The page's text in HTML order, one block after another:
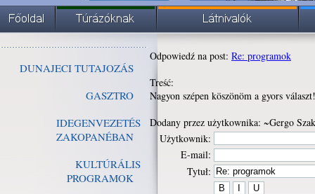
DUNAJECI TUTAJOZÁS
GASZTRO
IDEGENVEZETÉS
ZAKOPANÉBAN
KULTÚRÁLIS
PROGRAMOK
Odpowiedź na post: Re: programok
Treść:
Nagyon szépen köszönöm a gyors választ!
Dodany przez użytkownika: ~Gergo
Użytkownik:
E-mail:
Tytuł: